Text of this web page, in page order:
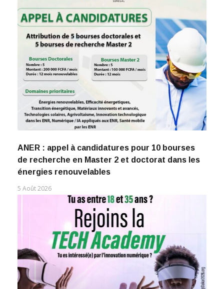
ANER : appel à candidatures pour 10 bourses
de recherche en Master 2 et doctorat dans les
énergies renouvelables
5 Août 2026